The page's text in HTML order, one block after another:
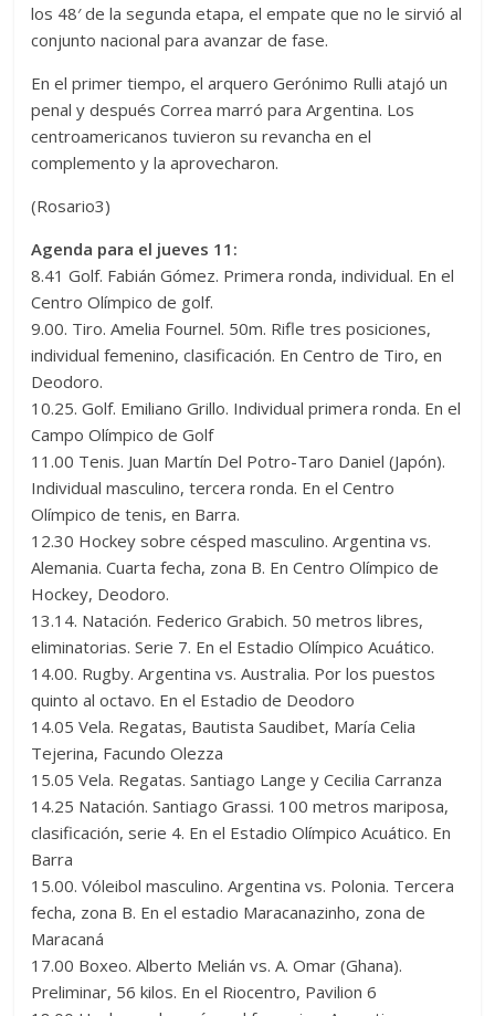
los 48′ de la segunda etapa, el empate que no le sirvió al
conjunto nacional para avanzar de fase.
En el primer tiempo, el arquero Gerónimo Rulli atajó un
penal y después Correa marró para Argentina. Los
centroamericanos tuvieron su revancha en el
complemento y la aprovecharon.
(Rosario3)
Agenda para el jueves 11:
8.41 Golf. Fabián Gómez. Primera ronda, individual. En el
Centro Olímpico de golf.
9.00. Tiro. Amelia Fournel. 50m. Rifle tres posiciones,
individual femenino, clasificación. En Centro de Tiro, en
Deodoro.
10.25. Golf. Emiliano Grillo. Individual primera ronda. En el
Campo Olímpico de Golf
11.00 Tenis. Juan Martín Del Potro-Taro Daniel (Japón).
Individual masculino, tercera ronda. En el Centro
Olímpico de tenis, en Barra.
12.30 Hockey sobre césped masculino. Argentina vs.
Alemania. Cuarta fecha, zona B. En Centro Olímpico de
Hockey, Deodoro.
13.14. Natación. Federico Grabich. 50 metros libres,
eliminatorias. Serie 7. En el Estadio Olímpico Acuático.
14.00. Rugby. Argentina vs. Australia. Por los puestos
quinto al octavo. En el Estadio de Deodoro
14.05 Vela. Regatas, Bautista Saudibet, María Celia
Tejerina, Facundo Olezza
15.05 Vela. Regatas. Santiago Lange y Cecilia Carranza
14.25 Natación. Santiago Grassi. 100 metros mariposa,
clasificación, serie 4. En el Estadio Olímpico Acuático. En
Barra
15.00. Vóleibol masculino. Argentina vs. Polonia. Tercera
fecha, zona B. En el estadio Maracanazinho, zona de
Maracaná
17.00 Boxeo. Alberto Melián vs. A. Omar (Ghana).
Preliminar, 56 kilos. En el Riocentro, Pavilion 6